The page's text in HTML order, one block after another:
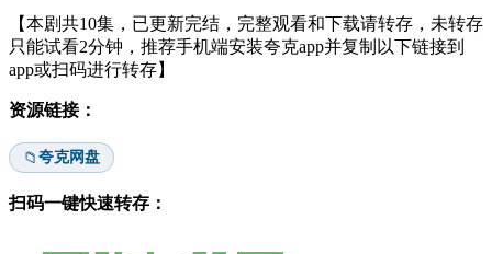
【本剧共10集，已更新完结，完整观看和下载请转存，未转存
只能试看2分钟，推荐手机端安装夸克app并复制以下链接到
app或扫码进行转存】
资源链接：
📁夸克网盘
扫码一键快速转存：